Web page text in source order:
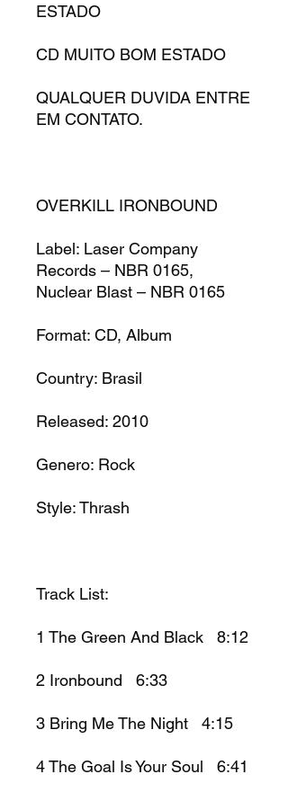
ESTADO
CD MUITO BOM ESTADO
QUALQUER DUVIDA ENTRE
EM CONTATO.
OVERKILL IRONBOUND
Label: Laser Company
Records – NBR 0165,
Nuclear Blast – NBR 0165
Format: CD, Album
Country: Brasil
Released: 2010
Genero: Rock
Style: Thrash
Track List:
1 The Green And Black 8:12
2 Ironbound 6:33
3 Bring Me The Night 4:15
4 The Goal Is Your Soul 6:41